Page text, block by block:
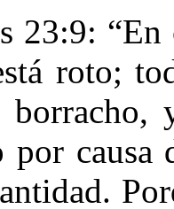
23:9: “En
roto;
por causa